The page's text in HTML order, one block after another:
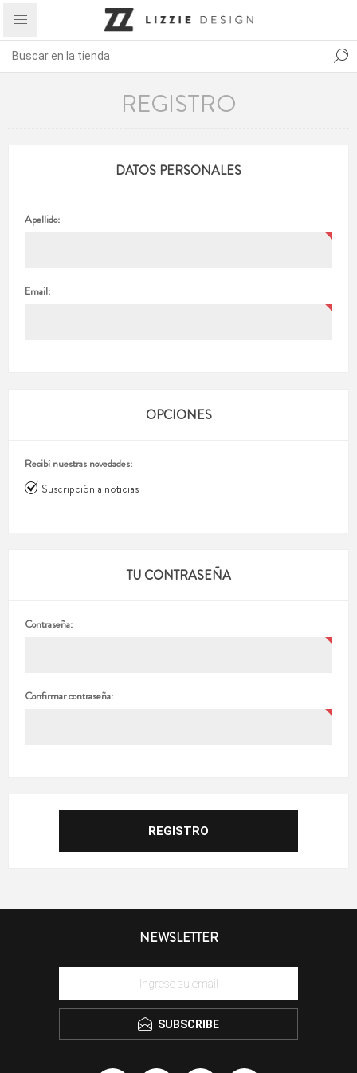
REGISTRO
DATOS PERSONALES
Apellido:
Email:
OPCIONES
Recibí nuestras novedades:
Suscripción a noticias
TU CONTRASEÑA
Contraseña:
Confirmar contraseña:
NEWSLETTER
SUBSCRIBE